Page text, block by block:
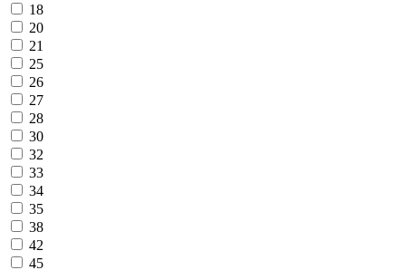
18
20
21
25
26
27
28
30
32
33
34
35
38
42
45